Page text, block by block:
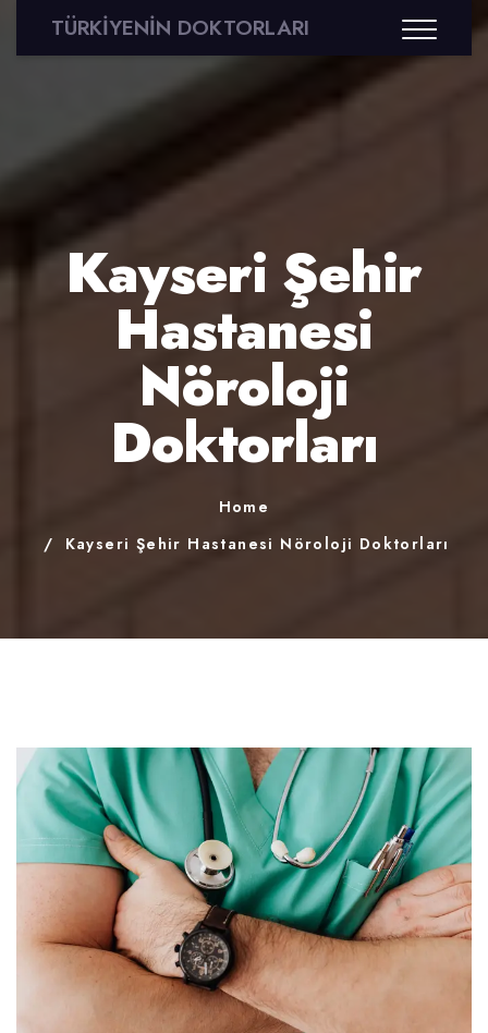
TÜRKİYENİN DOKTORLARI
Kayseri Şehir
Hastanesi
Nöroloji
Doktorları
Home
Kayseri Şehir Hastanesi Nöroloji Doktorları